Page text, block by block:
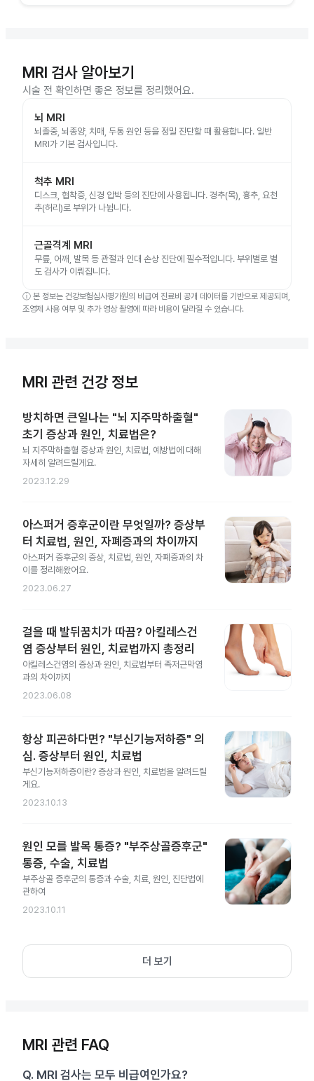
MRI 검사 알아보기
시술 전 확인하면 좋은 정보를 정리했어요.
뇌 MRI
뇌졸중, 뇌종양, 치매, 두통 원인 등을 정밀 진단할 때 활용합니다. 일반
MRI가 기본 검사입니다.
척추 MRI
디스크, 협착증, 신경 압박 등의 진단에 사용됩니다. 경추(목), 흉추, 요천
추(허리)로 부위가 나뉩니다.
근골격계 MRI
무릎, 어깨, 발목 등 관절과 인대 손상 진단에 필수적입니다. 부위별로 별
도 검사가 이뤄집니다.
ⓘ 본 정보는 건강보험심사평가원의 비급여 진료비 공개 데이터를 기반으로 제공되며,
조영제 사용 여부 및 추가 영상 촬영에 따라 비용이 달라질 수 있습니다.
MRI 관련 건강 정보
방치하면 큰일나는 "뇌 지주막하출혈"
초기 증상과 원인, 치료법은?
뇌 지주막하출혈 증상과 원인, 치료법, 예방법에 대해
자세히 알려드릴게요.
2023.12.29
아스퍼거 증후군이란 무엇일까? 증상부
터 치료법, 원인, 자폐증과의 차이까지
아스퍼거 증후군의 증상, 치료법, 원인, 자폐증과의 차
이를 정리해왔어요.
2023.06.27
걸을 때 발뒤꿈치가 따끔? 아킬레스건
염 증상부터 원인, 치료법까지 총정리
아킬레스건염의 증상과 원인, 치료법부터 족저근막염
과의 차이까지
2023.06.08
항상 피곤하다면? "부신기능저하증" 의
심. 증상부터 원인, 치료법
부신기능저하증이란? 증상과 원인, 치료법을 알려드릴
게요.
2023.10.13
원인 모를 발목 통증? "부주상골증후군"
통증, 수술, 치료법
부주상골 증후군의 통증과 수술, 치료, 원인, 진단법에
관하여
2023.10.11
더 보기
MRI 관련 FAQ
Q. MRI 검사는 모두 비급여인가요?